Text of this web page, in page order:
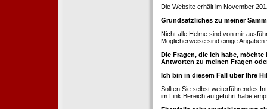
Die Website erhält im November
Grundsätzliches zu meiner
Nicht alle Helme sind von mir
Möglicherweise sind einige
Die Fragen, die ich habe,
Antworten zu meinen Fragen
Ich bin in diesem Fall über Ihre
Sollten Sie selbst weiterführendes
im Link Bereich aufgeführt habe